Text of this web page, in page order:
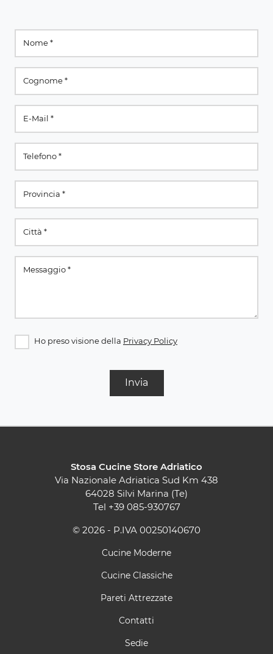
Ho preso visione della Privacy Policy
Invia
Stosa Cucine Store Adriatico
Via Nazionale Adriatica Sud Km 438
64028 Silvi Marina (Te)
Tel +39 085-930767
© 2026 - P.IVA 00250140670
Cucine Moderne
Cucine Classiche
Pareti Attrezzate
Contatti
Sedie